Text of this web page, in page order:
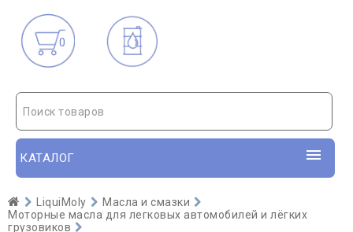
0
Поиск товаров
КАТАЛОГ
LiquiMoly
Масла и смазки
Моторные масла для легковых автомобилей и лёгких
грузовиков